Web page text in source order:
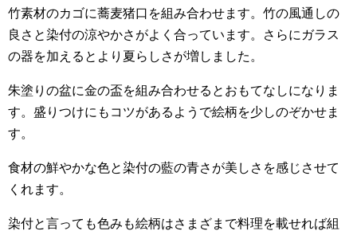
竹素材のカゴに蕎麦猪口を組み合わせます。竹の風通しの
良さと染付の涼やかさがよく合っています。さらにガラス
の器を加えるとより夏らしさが増しました。
朱塗りの盆に金の盃を組み合わせるとおもてなしになりま
す。盛りつけにもコツがあるようで絵柄を少しのぞかせま
す。
食材の鮮やかな色と染付の藍の青さが美しさを感じさせて
くれます。
染付と言っても色みも絵柄はさまざまで料理を載せれば組